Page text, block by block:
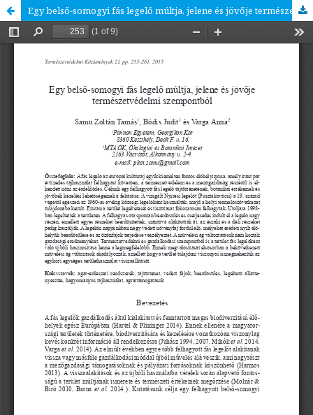
Egy belső-somogyi fás legelő múltja, jelene és jövője természetvédelmi szempontból